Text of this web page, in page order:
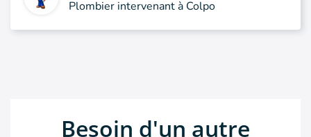
Plombier intervenant à Colpo
Besoin d'un autre